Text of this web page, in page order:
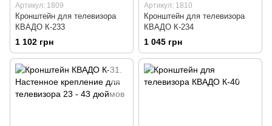
Артикул: 1809
Кронштейн для телевизора
КВАДО К-233
1 102 грн
Артикул: 1810
Кронштейн для телевизора
КВАДО К-234
1 045 грн